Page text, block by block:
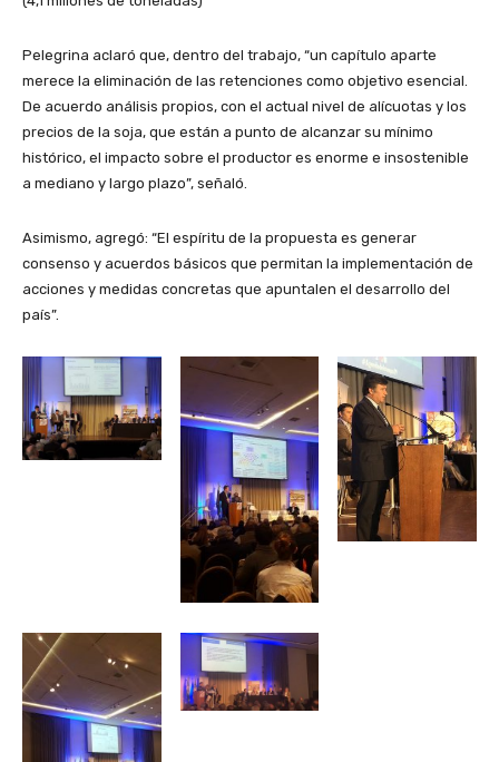
Pelegrina aclaró que, dentro del trabajo, “un capítulo aparte
merece la eliminación de las retenciones como objetivo esencial.
De acuerdo análisis propios, con el actual nivel de alícuotas y los
precios de la soja, que están a punto de alcanzar su mínimo
histórico, el impacto sobre el productor es enorme e insostenible
a mediano y largo plazo”, señaló.
Asimismo, agregó: “El espíritu de la propuesta es generar
consenso y acuerdos básicos que permitan la implementación de
acciones y medidas concretas que apuntalen el desarrollo del
país”.